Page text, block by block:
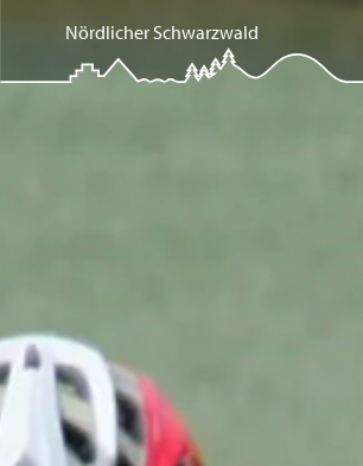
Nördlicher Schwarzwald